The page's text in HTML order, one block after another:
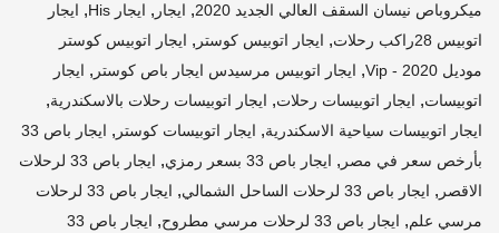
ميكروباص نيسان السقف العالي الجديد 2020
, ايجار , ايجار His , ايجار
اتوبيس 28راكب رحلات
, ايجار اتوبيس كوستر , ايجار اتوبيس كوستر
موديل 2020 - Vip
, ايجار اتوبيس مرسيدس ايجار باص كوستر , ايجار
اتوبيسات, ايجار اتوبيسات رحلات, ايجار اتوبيسات رحلات بالاسكندرية,
ايجار اتوبيسات سياحية الاسكندرية, ايجار اتوبيسات كوستر ,
ايجار باص 33
بأرخص سعر في مصر , ايجار باص 33 بسعر رمزي ,
ايجار باص 33 لرحلات
الاقصر , ايجار باص 33 لرحلات الساحل الشمالي ,
ايجار باص 33 لرحلات
مرسي علم, ايجار باص 33 لرحلات مرسي مطروح ,
ايجار باص 33